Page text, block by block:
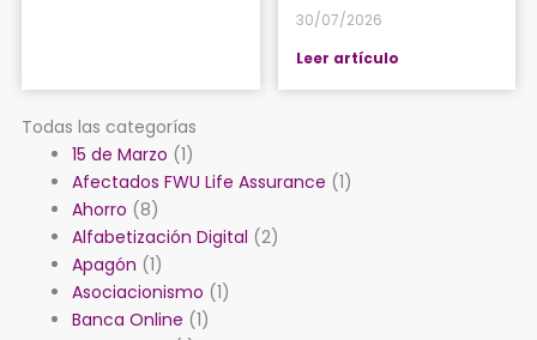
30/07/2026
Leer artículo
Todas las categorías
15 de Marzo (1)
Afectados FWU Life Assurance (1)
Ahorro (8)
Alfabetización Digital (2)
Apagón (1)
Asociacionismo (1)
Banca Online (1)